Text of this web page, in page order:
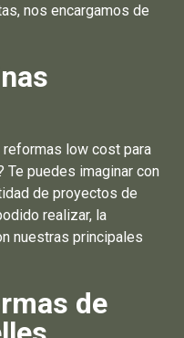
nos encargamos de
reformas low cost para
puedes imaginar con
de proyectos de
realizar, la
nuestras principales
de